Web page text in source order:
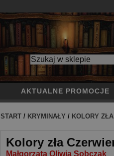
AKTUALNE PROMOCJE
START / KRYMINAŁY / KOLORY
Kolory zła
Małgorzata Oliwia Sobczak